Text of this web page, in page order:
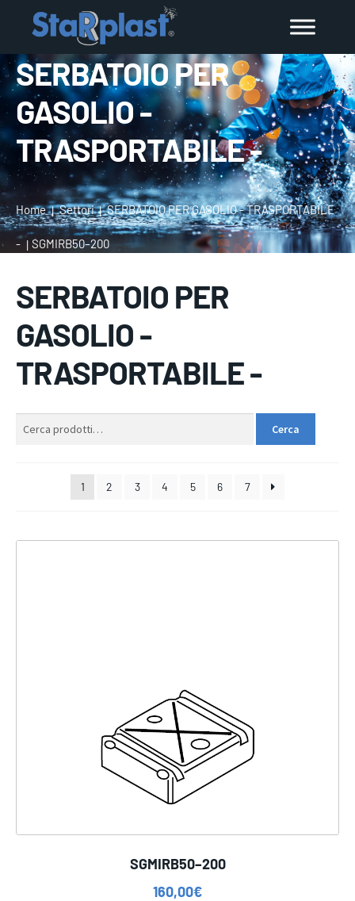
SERBATOIO PER
GASOLIO -
TRASPORTABILE -
Home Settori SERBATOIO PER GASOLIO - TRASPORTABILE
- SGMIRB50–200
SERBATOIO PER
GASOLIO -
TRASPORTABILE -
Cerca
1 2 3 4 5 6 7
SGMIRB50–200
160,00€